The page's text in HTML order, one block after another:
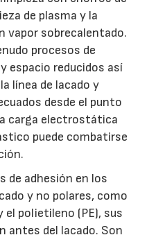
de plasma y la
vapor sobrecalentado.
procesos de
espacio reducidos así
línea de lacado y
desde el punto
carga electrostática
puede combatirse
de adhesión en los
y no polares, como
el polietileno (PE), sus
antes del lacado. Son